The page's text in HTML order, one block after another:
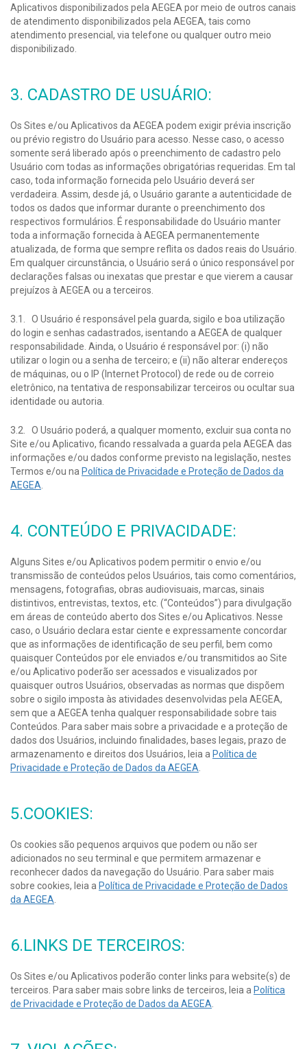
Aplicativos disponibilizados pela AEGEA por meio de outros canais
de atendimento disponibilizados pela AEGEA, tais como
atendimento presencial, via telefone ou qualquer outro meio
disponibilizado.
3. CADASTRO DE USUÁRIO:
Os Sites e/ou Aplicativos da AEGEA podem exigir prévia inscrição
ou prévio registro do Usuário para acesso. Nesse caso, o acesso
somente será liberado após o preenchimento de cadastro pelo
Usuário com todas as informações obrigatórias requeridas. Em tal
caso, toda informação fornecida pelo Usuário deverá ser
verdadeira. Assim, desde já, o Usuário garante a autenticidade de
todos os dados que informar durante o preenchimento dos
respectivos formulários. É responsabilidade do Usuário manter
toda a informação fornecida à AEGEA permanentemente
atualizada, de forma que sempre reflita os dados reais do Usuário.
Em qualquer circunstância, o Usuário será o único responsável por
declarações falsas ou inexatas que prestar e que vierem a causar
prejuízos à AEGEA ou a terceiros.
3.1. O Usuário é responsável pela guarda, sigilo e boa utilização
do login e senhas cadastrados, isentando a AEGEA de qualquer
responsabilidade. Ainda, o Usuário é responsável por: (i) não
utilizar o login ou a senha de terceiro; e (ii) não alterar endereços
de máquinas, ou o IP (Internet Protocol) de rede ou de correio
eletrônico, na tentativa de responsabilizar terceiros ou ocultar sua
identidade ou autoria.
3.2. O Usuário poderá, a qualquer momento, excluir sua conta no
Site e/ou Aplicativo, ficando ressalvada a guarda pela AEGEA das
informações e/ou dados conforme previsto na legislação, nestes
Termos e/ou na Política de Privacidade e Proteção de Dados da
AEGEA
4. CONTEÚDO E PRIVACIDADE:
Alguns Sites e/ou Aplicativos podem permitir o envio e/ou
transmissão de conteúdos pelos Usuários, tais como comentários,
mensagens, fotografias, obras audiovisuais, marcas, sinais
distintivos, entrevistas, textos, etc. (“Conteúdos”) para divulgação
em áreas de conteúdo aberto dos Sites e/ou Aplicativos. Nesse
caso, o Usuário declara estar ciente e expressamente concordar
que as informações de identificação de seu perfil, bem como
quaisquer Conteúdos por ele enviados e/ou transmitidos ao Site
e/ou Aplicativo poderão ser acessados e visualizados por
quaisquer outros Usuários, observadas as normas que dispõem
sobre o sigilo imposta às atividades desenvolvidas pela AEGEA,
sem que a AEGEA tenha qualquer responsabilidade sobre tais
Conteúdos. Para saber mais sobre a privacidade e a proteção de
dados dos Usuários, incluindo finalidades, bases legais, prazo de
armazenamento e direitos dos Usuários, leia a Política de
Privacidade e Proteção de Dados da AEGEA
5.COOKIES:
Os cookies são pequenos arquivos que podem ou não ser
adicionados no seu terminal e que permitem armazenar e
reconhecer dados da navegação do Usuário. Para saber mais
sobre cookies, leia a Política de Privacidade e Proteção de Dados
da AEGEA
6.LINKS DE TERCEIROS:
Os Sites e/ou Aplicativos poderão conter links para website(s) de
terceiros. Para saber mais sobre links de terceiros, leia a Política
de Privacidade e Proteção de Dados da AEGEA